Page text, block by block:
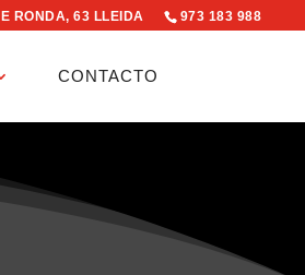
RONDA, 63 LLEIDA 973 183 988
CONTACTO